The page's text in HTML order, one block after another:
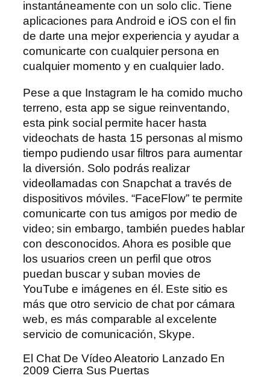
instantáneamente con un solo clic. Tiene
aplicaciones para Android e iOS con el fin
de darte una mejor experiencia y ayudar a
comunicarte con cualquier persona en
cualquier momento y en cualquier lado.
Pese a que Instagram le ha comido mucho
terreno, esta app se sigue reinventando,
esta pink social permite hacer hasta
videochats de hasta 15 personas al mismo
tiempo pudiendo usar filtros para aumentar
la diversión. Solo podrás realizar
videollamadas con Snapchat a través de
dispositivos móviles. “FaceFlow” te permite
comunicarte con tus amigos por medio de
video; sin embargo, también puedes hablar
con desconocidos. Ahora es posible que
los usuarios creen un perfil que otros
puedan buscar y suban movies de
YouTube e imágenes en él. Este sitio es
más que otro servicio de chat por cámara
web, es más comparable al excelente
servicio de comunicación, Skype.
El Chat De Vídeo Aleatorio Lanzado En
2009 Cierra Sus Puertas